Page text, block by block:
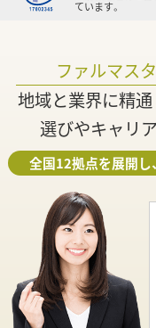
ています。
ファルマス
地域と業界に精
選びやキャリ
全国12拠点を展開し